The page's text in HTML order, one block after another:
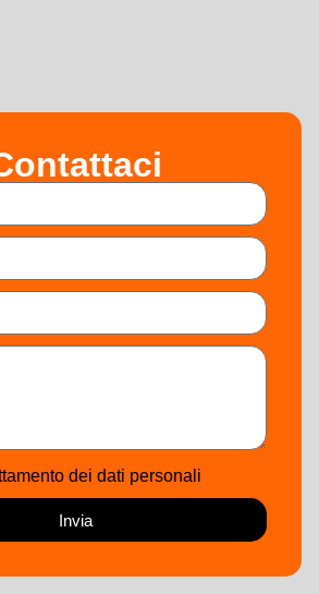
dei dati personali
Invia